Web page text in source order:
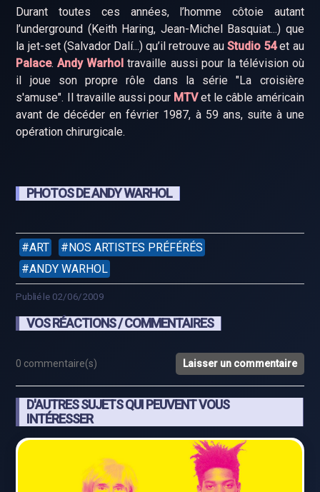
Durant toutes ces années, l’homme côtoie autant
l’underground (Keith Haring, Jean-Michel Basquiat...) que
la jet-set (Salvador Dalí...) qu’il retrouve auStudio 54et au
Palace.Andy Warhol travaille aussi pour la télévision où
il joue son propre rôle dans la série "La croisière
s'amuse". Il travaille aussi pour MTVet le câble américain
avant de décéder en février 1987, à 59 ans, suite à une
opération chirurgicale.
PHOTOS DE ANDY WARHOL
ART
NOS ARTISTES PRÉFÉRÉS
ANDY WARHOL
Publié le 02/06/2009
VOS RÉACTIONS / COMMENTAIRES
0 commentaire(s) Laisser un commentaire
D'AUTRES SUJETS QUI PEUVENT VOUS
INTÉRESSER